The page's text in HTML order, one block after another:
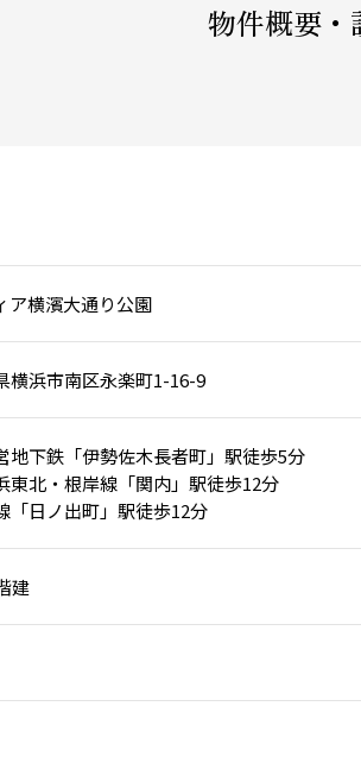
物件概要・
ア横濱大通り公園
横浜市南区永楽町1-16-9
地下鉄「伊勢佐木長者町」駅徒歩5分
東北・根岸線「関内」駅徒歩12分
「日ノ出町」駅徒歩12分
建